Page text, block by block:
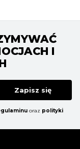
I
Zapisz się
oraz polityki